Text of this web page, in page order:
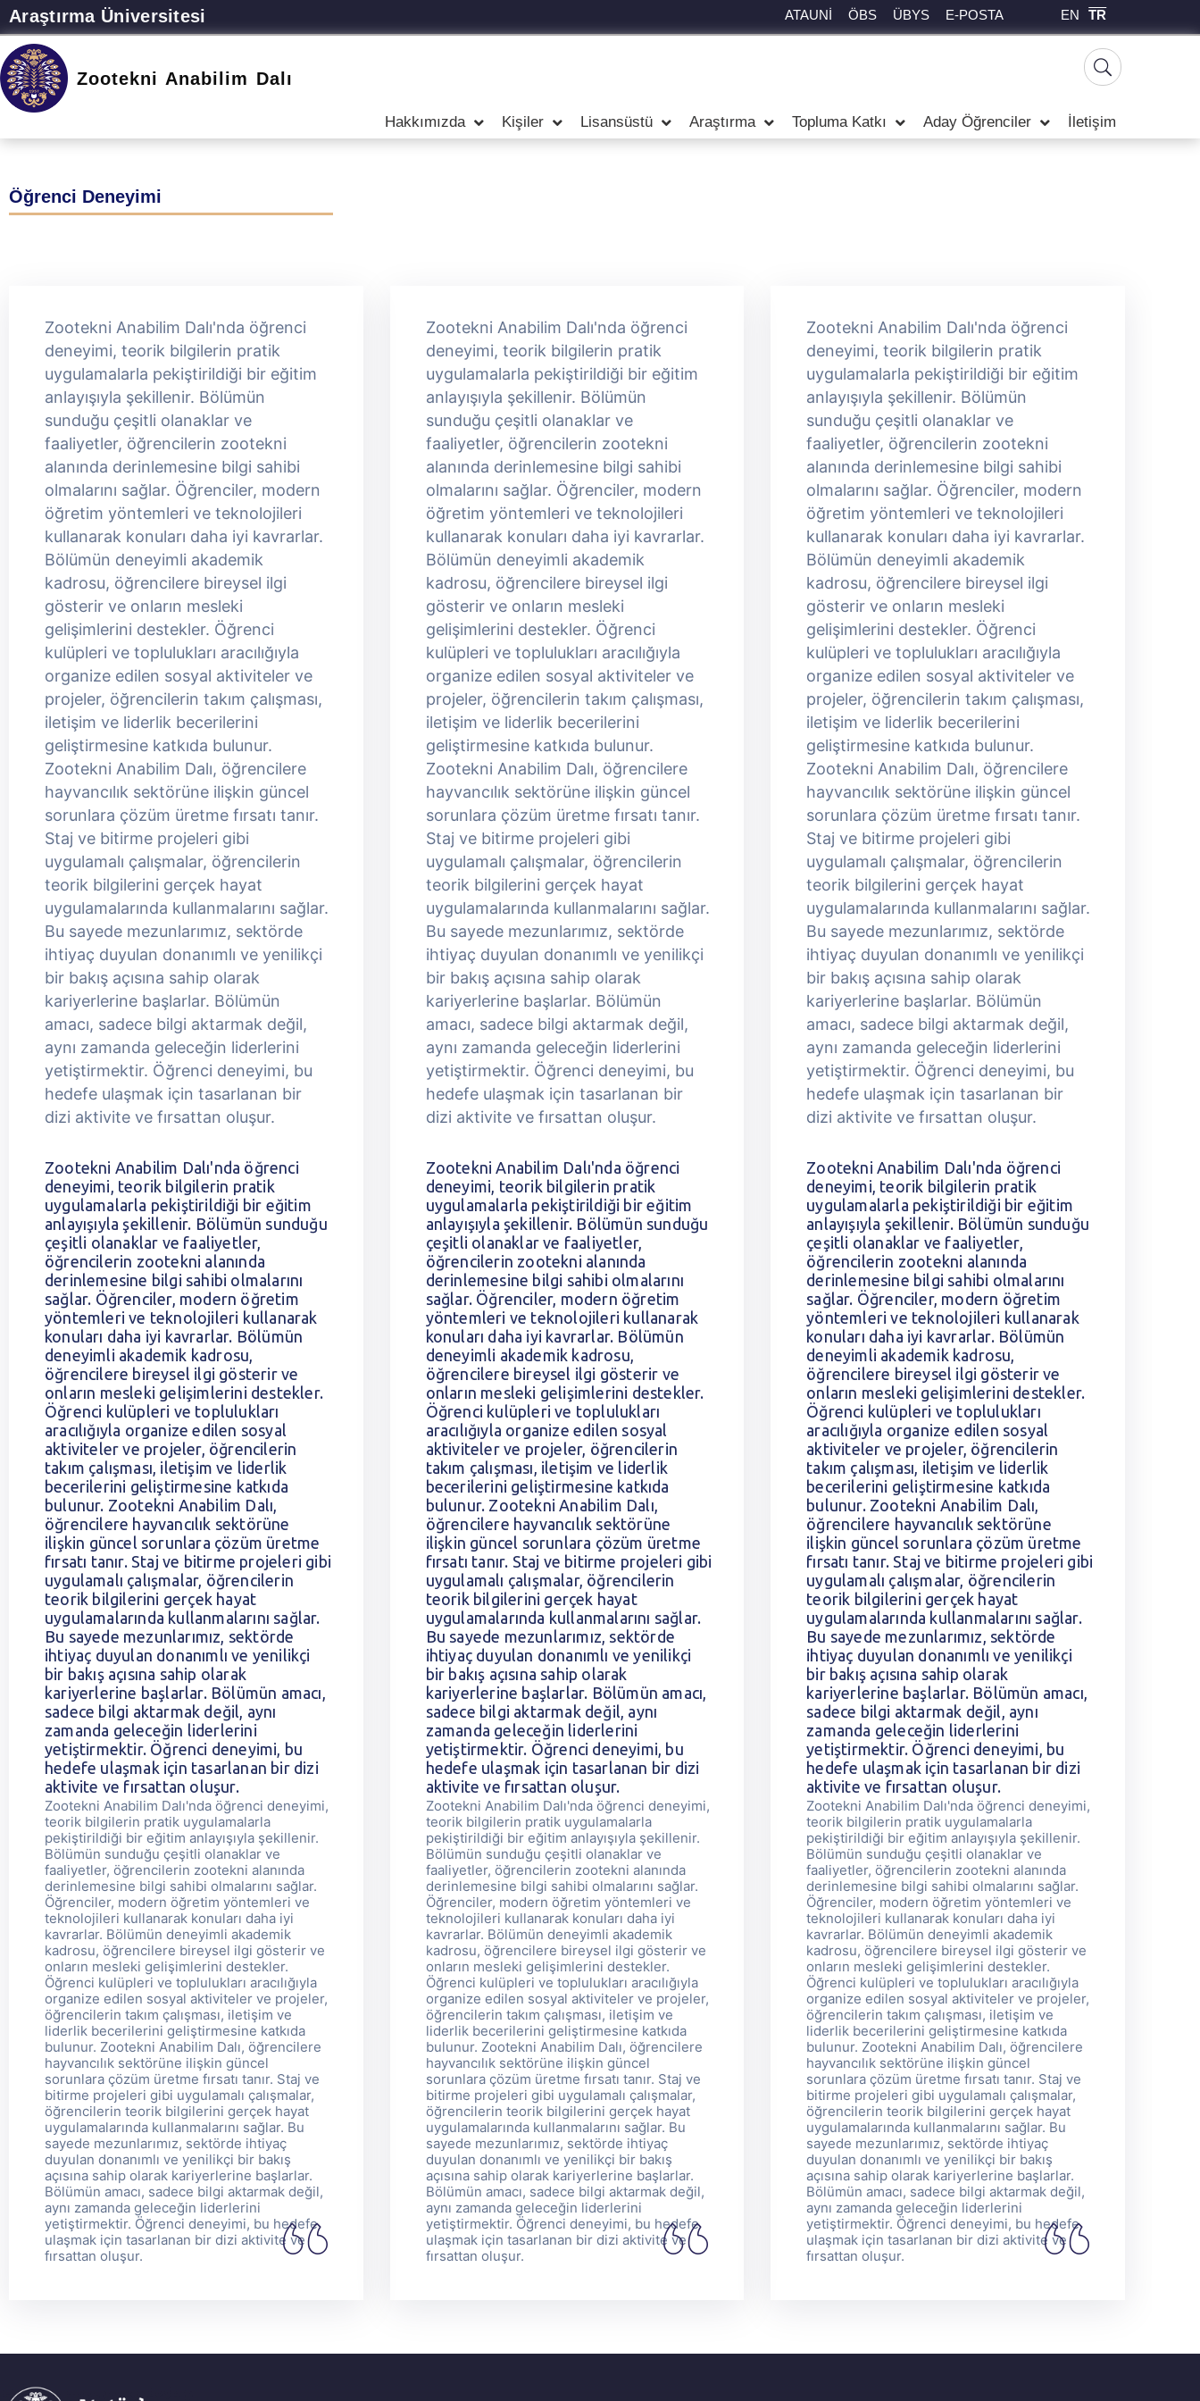
Araştırma Üniversitesi ATAUNİ ÖBS ÜBYS E-POSTA EN TR
Zootekni Anabilim Dalı
Hakkımızda Kişiler Lisansüstü Araştırma Topluma Katkı Aday Öğrenciler İletişim
Öğrenci Deneyimi
Zootekni Anabilim Dalı'nda öğrenci
deneyimi, teorik bilgilerin pratik
uygulamalarla pekiştirildiği bir eğitim
anlayışıyla şekillenir. Bölümün
sunduğu çeşitli olanaklar ve
faaliyetler, öğrencilerin zootekni
alanında derinlemesine bilgi sahibi
olmalarını sağlar. Öğrenciler, modern
öğretim yöntemleri ve teknolojileri
kullanarak konuları daha iyi kavrarlar.
Bölümün deneyimli akademik
kadrosu, öğrencilere bireysel ilgi
gösterir ve onların mesleki
gelişimlerini destekler. Öğrenci
kulüpleri ve toplulukları aracılığıyla
organize edilen sosyal aktiviteler ve
projeler, öğrencilerin takım çalışması,
iletişim ve liderlik becerilerini
geliştirmesine katkıda bulunur.
Zootekni Anabilim Dalı, öğrencilere
hayvancılık sektörüne ilişkin güncel
sorunlara çözüm üretme fırsatı tanır.
Staj ve bitirme projeleri gibi
uygulamalı çalışmalar, öğrencilerin
teorik bilgilerini gerçek hayat
uygulamalarında kullanmalarını sağlar.
Bu sayede mezunlarımız, sektörde
ihtiyaç duyulan donanımlı ve yenilikçi
bir bakış açısına sahip olarak
kariyerlerine başlarlar. Bölümün
amacı, sadece bilgi aktarmak değil,
aynı zamanda geleceğin liderlerini
yetiştirmektir. Öğrenci deneyimi, bu
hedefe ulaşmak için tasarlanan bir
dizi aktivite ve fırsattan oluşur.
Zootekni Anabilim Dalı'nda öğrenci
deneyimi, teorik bilgilerin pratik
uygulamalarla pekiştirildiği bir eğitim
anlayışıyla şekillenir. Bölümün sunduğu
çeşitli olanaklar ve faaliyetler,
öğrencilerin zootekni alanında
derinlemesine bilgi sahibi olmalarını
sağlar. Öğrenciler, modern öğretim
yöntemleri ve teknolojileri kullanarak
konuları daha iyi kavrarlar. Bölümün
deneyimli akademik kadrosu,
öğrencilere bireysel ilgi gösterir ve
onların mesleki gelişimlerini destekler.
Öğrenci kulüpleri ve toplulukları
aracılığıyla organize edilen sosyal
aktiviteler ve projeler, öğrencilerin
takım çalışması, iletişim ve liderlik
becerilerini geliştirmesine katkıda
bulunur. Zootekni Anabilim Dalı,
öğrencilere hayvancılık sektörüne
ilişkin güncel sorunlara çözüm üretme
fırsatı tanır. Staj ve bitirme projeleri gibi
uygulamalı çalışmalar, öğrencilerin
teorik bilgilerini gerçek hayat
uygulamalarında kullanmalarını sağlar.
Bu sayede mezunlarımız, sektörde
ihtiyaç duyulan donanımlı ve yenilikçi
bir bakış açısına sahip olarak
kariyerlerine başlarlar. Bölümün amacı,
sadece bilgi aktarmak değil, aynı
zamanda geleceğin liderlerini
yetiştirmektir. Öğrenci deneyimi, bu
hedefe ulaşmak için tasarlanan bir dizi
aktivite ve fırsattan oluşur.
Zootekni Anabilim Dalı'nda öğrenci deneyimi,
teorik bilgilerin pratik uygulamalarla
pekiştirildiği bir eğitim anlayışıyla şekillenir.
Bölümün sunduğu çeşitli olanaklar ve
faaliyetler, öğrencilerin zootekni alanında
derinlemesine bilgi sahibi olmalarını sağlar.
Öğrenciler, modern öğretim yöntemleri ve
teknolojileri kullanarak konuları daha iyi
kavrarlar. Bölümün deneyimli akademik
kadrosu, öğrencilere bireysel ilgi gösterir ve
onların mesleki gelişimlerini destekler.
Öğrenci kulüpleri ve toplulukları aracılığıyla
organize edilen sosyal aktiviteler ve projeler,
öğrencilerin takım çalışması, iletişim ve
liderlik becerilerini geliştirmesine katkıda
bulunur. Zootekni Anabilim Dalı, öğrencilere
hayvancılık sektörüne ilişkin güncel
sorunlara çözüm üretme fırsatı tanır. Staj ve
bitirme projeleri gibi uygulamalı çalışmalar,
öğrencilerin teorik bilgilerini gerçek hayat
uygulamalarında kullanmalarını sağlar. Bu
sayede mezunlarımız, sektörde ihtiyaç
duyulan donanımlı ve yenilikçi bir bakış
açısına sahip olarak kariyerlerine başlarlar.
Bölümün amacı, sadece bilgi aktarmak değil,
aynı zamanda geleceğin liderlerini
yetiştirmektir. Öğrenci deneyimi, bu hedefe
ulaşmak için tasarlanan bir dizi aktivite ve
fırsattan oluşur.
Zootekni Anabilim Dalı'nda öğrenci
deneyimi, teorik bilgilerin pratik
uygulamalarla pekiştirildiği bir eğitim
anlayışıyla şekillenir. Bölümün
sunduğu çeşitli olanaklar ve
faaliyetler, öğrencilerin zootekni
alanında derinlemesine bilgi sahibi
olmalarını sağlar. Öğrenciler, modern
öğretim yöntemleri ve teknolojileri
kullanarak konuları daha iyi kavrarlar.
Bölümün deneyimli akademik
kadrosu, öğrencilere bireysel ilgi
gösterir ve onların mesleki
gelişimlerini destekler. Öğrenci
kulüpleri ve toplulukları aracılığıyla
organize edilen sosyal aktiviteler ve
projeler, öğrencilerin takım çalışması,
iletişim ve liderlik becerilerini
geliştirmesine katkıda bulunur.
Zootekni Anabilim Dalı, öğrencilere
hayvancılık sektörüne ilişkin güncel
sorunlara çözüm üretme fırsatı tanır.
Staj ve bitirme projeleri gibi
uygulamalı çalışmalar, öğrencilerin
teorik bilgilerini gerçek hayat
uygulamalarında kullanmalarını sağlar.
Bu sayede mezunlarımız, sektörde
ihtiyaç duyulan donanımlı ve yenilikçi
bir bakış açısına sahip olarak
kariyerlerine başlarlar. Bölümün
amacı, sadece bilgi aktarmak değil,
aynı zamanda geleceğin liderlerini
yetiştirmektir. Öğrenci deneyimi, bu
hedefe ulaşmak için tasarlanan bir
dizi aktivite ve fırsattan oluşur.
Zootekni Anabilim Dalı'nda öğrenci
deneyimi, teorik bilgilerin pratik
uygulamalarla pekiştirildiği bir eğitim
anlayışıyla şekillenir. Bölümün sunduğu
çeşitli olanaklar ve faaliyetler,
öğrencilerin zootekni alanında
derinlemesine bilgi sahibi olmalarını
sağlar. Öğrenciler, modern öğretim
yöntemleri ve teknolojileri kullanarak
konuları daha iyi kavrarlar. Bölümün
deneyimli akademik kadrosu,
öğrencilere bireysel ilgi gösterir ve
onların mesleki gelişimlerini destekler.
Öğrenci kulüpleri ve toplulukları
aracılığıyla organize edilen sosyal
aktiviteler ve projeler, öğrencilerin
takım çalışması, iletişim ve liderlik
becerilerini geliştirmesine katkıda
bulunur. Zootekni Anabilim Dalı,
öğrencilere hayvancılık sektörüne
ilişkin güncel sorunlara çözüm üretme
fırsatı tanır. Staj ve bitirme projeleri gibi
uygulamalı çalışmalar, öğrencilerin
teorik bilgilerini gerçek hayat
uygulamalarında kullanmalarını sağlar.
Bu sayede mezunlarımız, sektörde
ihtiyaç duyulan donanımlı ve yenilikçi
bir bakış açısına sahip olarak
kariyerlerine başlarlar. Bölümün amacı,
sadece bilgi aktarmak değil, aynı
zamanda geleceğin liderlerini
yetiştirmektir. Öğrenci deneyimi, bu
hedefe ulaşmak için tasarlanan bir dizi
aktivite ve fırsattan oluşur.
Zootekni Anabilim Dalı'nda öğrenci deneyimi,
teorik bilgilerin pratik uygulamalarla
pekiştirildiği bir eğitim anlayışıyla şekillenir.
Bölümün sunduğu çeşitli olanaklar ve
faaliyetler, öğrencilerin zootekni alanında
derinlemesine bilgi sahibi olmalarını sağlar.
Öğrenciler, modern öğretim yöntemleri ve
teknolojileri kullanarak konuları daha iyi
kavrarlar. Bölümün deneyimli akademik
kadrosu, öğrencilere bireysel ilgi gösterir ve
onların mesleki gelişimlerini destekler.
Öğrenci kulüpleri ve toplulukları aracılığıyla
organize edilen sosyal aktiviteler ve projeler,
öğrencilerin takım çalışması, iletişim ve
liderlik becerilerini geliştirmesine katkıda
bulunur. Zootekni Anabilim Dalı, öğrencilere
hayvancılık sektörüne ilişkin güncel
sorunlara çözüm üretme fırsatı tanır. Staj ve
bitirme projeleri gibi uygulamalı çalışmalar,
öğrencilerin teorik bilgilerini gerçek hayat
uygulamalarında kullanmalarını sağlar. Bu
sayede mezunlarımız, sektörde ihtiyaç
duyulan donanımlı ve yenilikçi bir bakış
açısına sahip olarak kariyerlerine başlarlar.
Bölümün amacı, sadece bilgi aktarmak değil,
aynı zamanda geleceğin liderlerini
yetiştirmektir. Öğrenci deneyimi, bu hedefe
ulaşmak için tasarlanan bir dizi aktivite ve
fırsattan oluşur.
Zootekni Anabilim Dalı'nda öğrenci
deneyimi, teorik bilgilerin pratik
uygulamalarla pekiştirildiği bir eğitim
anlayışıyla şekillenir. Bölümün
sunduğu çeşitli olanaklar ve
faaliyetler, öğrencilerin zootekni
alanında derinlemesine bilgi sahibi
olmalarını sağlar. Öğrenciler, modern
öğretim yöntemleri ve teknolojileri
kullanarak konuları daha iyi kavrarlar.
Bölümün deneyimli akademik
kadrosu, öğrencilere bireysel ilgi
gösterir ve onların mesleki
gelişimlerini destekler. Öğrenci
kulüpleri ve toplulukları aracılığıyla
organize edilen sosyal aktiviteler ve
projeler, öğrencilerin takım çalışması,
iletişim ve liderlik becerilerini
geliştirmesine katkıda bulunur.
Zootekni Anabilim Dalı, öğrencilere
hayvancılık sektörüne ilişkin güncel
sorunlara çözüm üretme fırsatı tanır.
Staj ve bitirme projeleri gibi
uygulamalı çalışmalar, öğrencilerin
teorik bilgilerini gerçek hayat
uygulamalarında kullanmalarını sağlar.
Bu sayede mezunlarımız, sektörde
ihtiyaç duyulan donanımlı ve yenilikçi
bir bakış açısına sahip olarak
kariyerlerine başlarlar. Bölümün
amacı, sadece bilgi aktarmak değil,
aynı zamanda geleceğin liderlerini
yetiştirmektir. Öğrenci deneyimi, bu
hedefe ulaşmak için tasarlanan bir
dizi aktivite ve fırsattan oluşur.
Zootekni Anabilim Dalı'nda öğrenci
deneyimi, teorik bilgilerin pratik
uygulamalarla pekiştirildiği bir eğitim
anlayışıyla şekillenir. Bölümün sunduğu
çeşitli olanaklar ve faaliyetler,
öğrencilerin zootekni alanında
derinlemesine bilgi sahibi olmalarını
sağlar. Öğrenciler, modern öğretim
yöntemleri ve teknolojileri kullanarak
konuları daha iyi kavrarlar. Bölümün
deneyimli akademik kadrosu,
öğrencilere bireysel ilgi gösterir ve
onların mesleki gelişimlerini destekler.
Öğrenci kulüpleri ve toplulukları
aracılığıyla organize edilen sosyal
aktiviteler ve projeler, öğrencilerin
takım çalışması, iletişim ve liderlik
becerilerini geliştirmesine katkıda
bulunur. Zootekni Anabilim Dalı,
öğrencilere hayvancılık sektörüne
ilişkin güncel sorunlara çözüm üretme
fırsatı tanır. Staj ve bitirme projeleri gibi
uygulamalı çalışmalar, öğrencilerin
teorik bilgilerini gerçek hayat
uygulamalarında kullanmalarını sağlar.
Bu sayede mezunlarımız, sektörde
ihtiyaç duyulan donanımlı ve yenilikçi
bir bakış açısına sahip olarak
kariyerlerine başlarlar. Bölümün amacı,
sadece bilgi aktarmak değil, aynı
zamanda geleceğin liderlerini
yetiştirmektir. Öğrenci deneyimi, bu
hedefe ulaşmak için tasarlanan bir dizi
aktivite ve fırsattan oluşur.
Zootekni Anabilim Dalı'nda öğrenci deneyimi,
teorik bilgilerin pratik uygulamalarla
pekiştirildiği bir eğitim anlayışıyla şekillenir.
Bölümün sunduğu çeşitli olanaklar ve
faaliyetler, öğrencilerin zootekni alanında
derinlemesine bilgi sahibi olmalarını sağlar.
Öğrenciler, modern öğretim yöntemleri ve
teknolojileri kullanarak konuları daha iyi
kavrarlar. Bölümün deneyimli akademik
kadrosu, öğrencilere bireysel ilgi gösterir ve
onların mesleki gelişimlerini destekler.
Öğrenci kulüpleri ve toplulukları aracılığıyla
organize edilen sosyal aktiviteler ve projeler,
öğrencilerin takım çalışması, iletişim ve
liderlik becerilerini geliştirmesine katkıda
bulunur. Zootekni Anabilim Dalı, öğrencilere
hayvancılık sektörüne ilişkin güncel
sorunlara çözüm üretme fırsatı tanır. Staj ve
bitirme projeleri gibi uygulamalı çalışmalar,
öğrencilerin teorik bilgilerini gerçek hayat
uygulamalarında kullanmalarını sağlar. Bu
sayede mezunlarımız, sektörde ihtiyaç
duyulan donanımlı ve yenilikçi bir bakış
açısına sahip olarak kariyerlerine başlarlar.
Bölümün amacı, sadece bilgi aktarmak değil,
aynı zamanda geleceğin liderlerini
yetiştirmektir. Öğrenci deneyimi, bu hedefe
ulaşmak için tasarlanan bir dizi aktivite ve
fırsattan oluşur.